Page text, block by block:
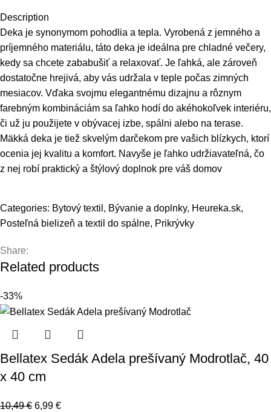
Description
Deka je synonymom pohodlia a tepla. Vyrobená z jemného a
príjemného materiálu, táto deka je ideálna pre chladné večery,
kedy sa chcete zababušiť a relaxovať. Je ľahká, ale zároveň
dostatočne hrejivá, aby vás udržala v teple počas zimných
mesiacov. Vďaka svojmu elegantnému dizajnu a rôznym
farebným kombináciám sa ľahko hodí do akéhokoľvek interiéru,
či už ju použijete v obývacej izbe, spálni alebo na terase.
Mäkká deka je tiež skvelým darčekom pre vašich blízkych, ktorí
ocenia jej kvalitu a komfort. Navyše je ľahko udržiavateľná, čo
z nej robí praktický a štýlový doplnok pre váš domov
Categories: Bytový textil , Bývanie a doplnky, Heureka.sk,
Posteľná bielizeň a textil do spálne, Prikrývky
Share:
Related products
-33%
Bellatex Sedák Adela prešívaný Modrotlač, 40
x 40 cm
10,49€ 6,99 €